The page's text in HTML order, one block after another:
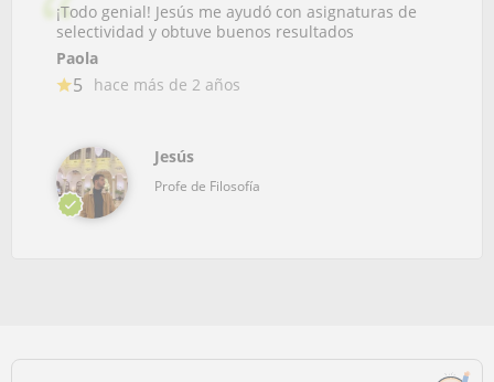
¡Todo genial! Jesús me ayudó con asignaturas de
selectividad y obtuve buenos resultados
Paola
5 hace más de 2 años
Jesús
Profe de Filosofía